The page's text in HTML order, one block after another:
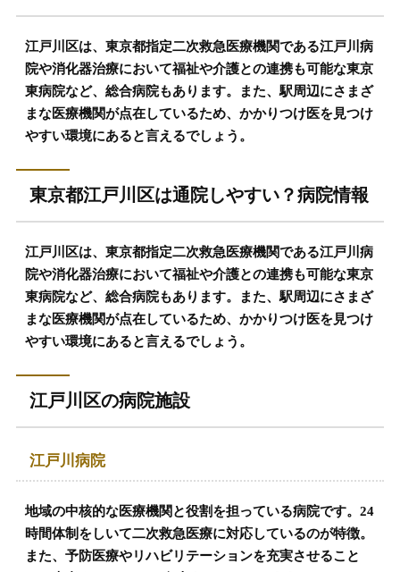
江戸川区は、東京都指定二次救急医療機関である江戸川病
院や消化器治療において福祉や介護との連携も可能な東京
東病院など、総合病院もあります。また、駅周辺にさまざ
まな医療機関が点在しているため、かかりつけ医を見つけ
やすい環境にあると言えるでしょう。
東京都江戸川区は通院しやすい？病院情報
江戸川区は、東京都指定二次救急医療機関である江戸川病
院や消化器治療において福祉や介護との連携も可能な東京
東病院など、総合病院もあります。また、駅周辺にさまざ
まな医療機関が点在しているため、かかりつけ医を見つけ
やすい環境にあると言えるでしょう。
江戸川区の病院施設
江戸川病院
地域の中核的な医療機関と役割を担っている病院です。24
時間体制をしいて二次救急医療に対応しているのが特徴。
また、予防医療やリハビリテーションを充実させること